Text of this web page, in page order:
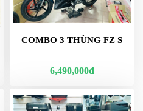
COMBO 3 THÙNG FZ S
6,490,000đ